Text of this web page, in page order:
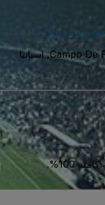
المستخدم وتوافق على
Campo De
100%.